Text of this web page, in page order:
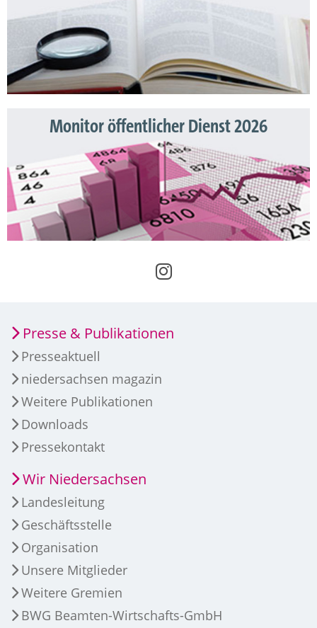
Monitor öffentlicher Dienst 2026
Presse & Publikationen
Presseaktuell
niedersachsen magazin
Weitere Publikationen
Downloads
Pressekontakt
Wir Niedersachsen
Landesleitung
Geschäftsstelle
Organisation
Unsere Mitglieder
Weitere Gremien
BWG Beamten-Wirtschafts-GmbH